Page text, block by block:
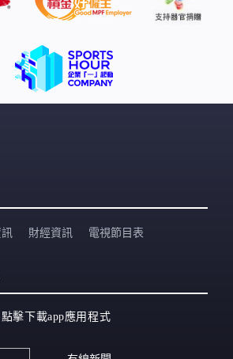
財經資訊 電視節目表
點擊下載app應用程式